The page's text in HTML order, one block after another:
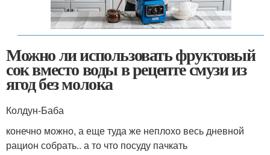
Можно ли использовать фруктовый
сок вместо воды в рецепте смузи из
ягод без молока
Колдун-Баба
конечно можно, а еще туда же неплохо весь дневной
рацион собрать.. а то что посуду пачкать